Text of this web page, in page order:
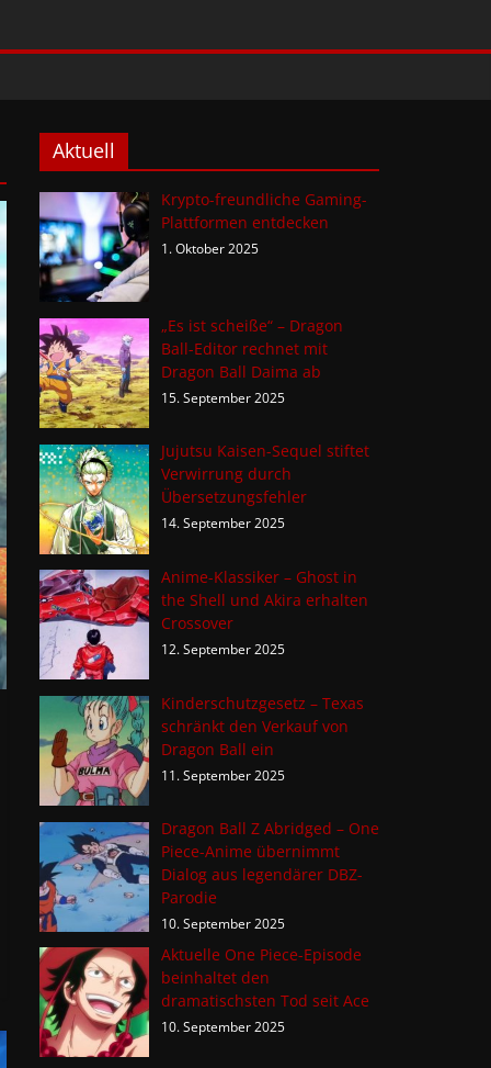
Aktuell
Krypto-freundliche Gaming-
Plattformen entdecken
1. Oktober 2025
„Es ist scheiße“ – Dragon
Ball-Editor rechnet mit
Dragon Ball Daima ab
15. September 2025
Jujutsu Kaisen-Sequel stiftet
Verwirrung durch
Übersetzungsfehler
14. September 2025
Anime-Klassiker – Ghost in
the Shell und Akira erhalten
Crossover
12. September 2025
Kinderschutzgesetz – Texas
schränkt den Verkauf von
Dragon Ball ein
11. September 2025
Dragon Ball Z Abridged – One
Piece-Anime übernimmt
Dialog aus legendärer DBZ-
Parodie
10. September 2025
Aktuelle One Piece-Episode
beinhaltet den
dramatischsten Tod seit Ace
10. September 2025